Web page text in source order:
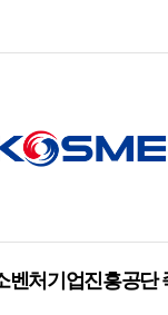
벤처기업진흥공단